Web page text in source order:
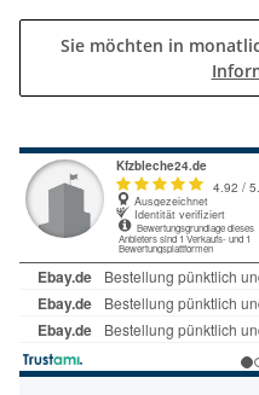
Sie möchten in